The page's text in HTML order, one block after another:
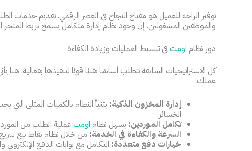
توفير الراحة للعميل هو مفتاح النجاح في العصر الرقمي. تقديم خدمات
والموظفين المشغولين. إن وجود نظام إدارة متكامل يسمح بربط المتجر
دور نظام اومت في تبسيط العمليات وزيادة الكفاءة
كل الاستراتيجيات السابقة تتطلب أساسًا تقنيًا قويًا لتنفيذها بفعالية. هنا
عملك.
إدارة المخزون الذكية: يتنبأ النظام بالكميات المثلى التي
الخسائر.
تكامل الموردين: يسهل نظام اومت عملية الطلب من
السرعة والكفاءة في الخدمة: من خلال نظام نقاط بيع
خيارات دفع متعددة: التكامل مع بوابات الدفع الإلكتروني